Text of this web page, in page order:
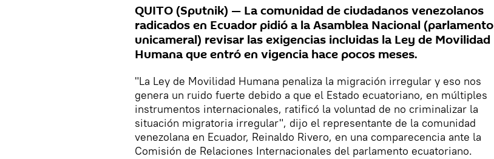
QUITO (Sputnik) — La comunidad de ciudadanos venezolanos
radicados en Ecuador pidió a la Asamblea Nacional (parlamento
unicameral) revisar las exigencias incluidas la Ley de Movilidad
Humana que entró en vigencia hace pocos meses.
"La Ley de Movilidad Humana penaliza la migración irregular y eso nos
genera un ruido fuerte debido a que el Estado ecuatoriano, en múltiples
instrumentos internacionales, ratificó la voluntad de no criminalizar la
situación migratoria irregular", dijo el representante de la comunidad
venezolana en Ecuador, Reinaldo Rivero, en una comparecencia ante la
Comisión de Relaciones Internacionales del parlamento ecuatoriano.